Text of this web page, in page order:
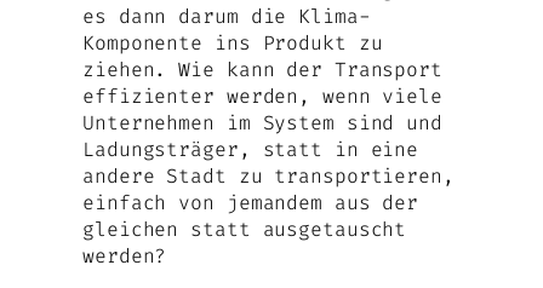
es dann darum die Klima-
Komponente ins Produkt zu
ziehen. Wie kann der Transport
effizienter werden, wenn viele
Unternehmen im System sind und
Ladungsträger, statt in eine
andere Stadt zu transportieren,
einfach von jemandem aus der
gleichen statt ausgetauscht
werden?